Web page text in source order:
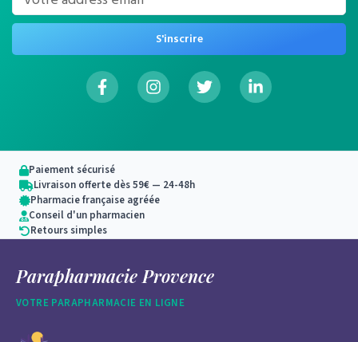
S'inscrire
Paiement sécurisé
Livraison offerte dès 59€ — 24-48h
Pharmacie française agréée
Conseil d'un pharmacien
Retours simples
Parapharmacie Provence
VOTRE PARAPHARMACIE EN LIGNE